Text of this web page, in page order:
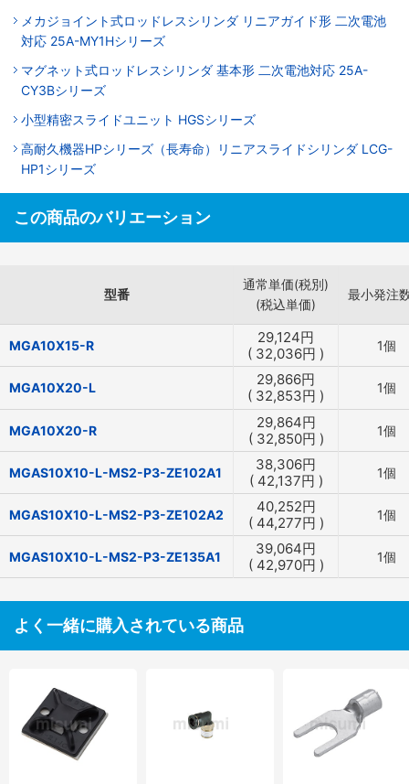
メカジョイント式ロッドレスシリンダ リニアガイド形 二次電池
対応 25A-MY1Hシリーズ
マグネット式ロッドレスシリンダ 基本形 二次電池対応 25A-
CY3Bシリーズ
小型精密スライドユニット HGSシリーズ
高耐久機器HPシリーズ（長寿命）リニアスライドシリンダ LCG-
HP1シリーズ
この商品のバリエーション
型番
通常単価(税別)
(税込単価)
最小発注
MGA10X15-R 29,124円
( 32,036円 ) 1個
MGA10X20-L 29,866円
( 32,853円 ) 1個
MGA10X20-R 29,864円
( 32,850円 ) 1個
MGAS10X10-L-MS2-P3-ZE102A1 38,306円
( 42,137円 ) 1個
MGAS10X10-L-MS2-P3-ZE102A2 40,252円
( 44,277円 ) 1個
MGAS10X10-L-MS2-P3-ZE135A1 39,064円
( 42,970円 ) 1個
よく一緒に購入されている商品